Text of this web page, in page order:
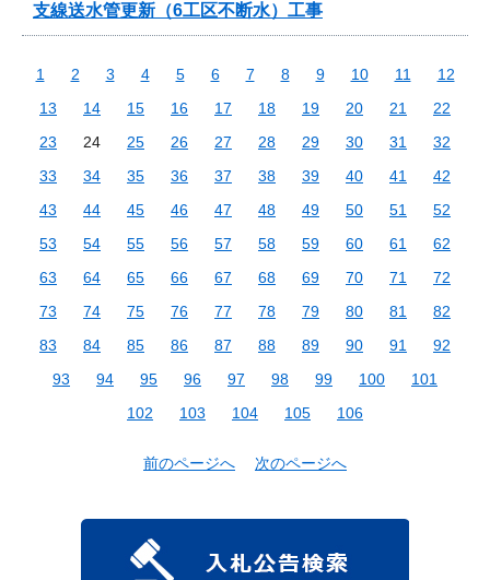
支線送水管更新（6工区不断水）工事
1 2 3 4 5 6 7 8 9 10 11
12
13
14 15 16 17 18 19 20 21
22
23
24 25 26 27 28 29 30 31
32
33
34 35 36 37 38 39 40 41
42
43
44 45 46 47 48 49 50 51
52
53
54 55 56 57 58 59 60 61
62
63
64 65 66 67 68 69 70 71
72
73
74 75 76 77 78 79 80 81
82
83
84 85 86 87 88 89 90 91
92
93
94 95 96 97 98 99 100
101
102
103 104 105 106
前のページへ 次のページへ